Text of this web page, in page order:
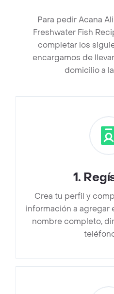
Para pedir Acana
Freshwater Fish
completar los
encargamos de
domicilio a
1.
Crea tu perfil y
información a agregar
nombre completo,